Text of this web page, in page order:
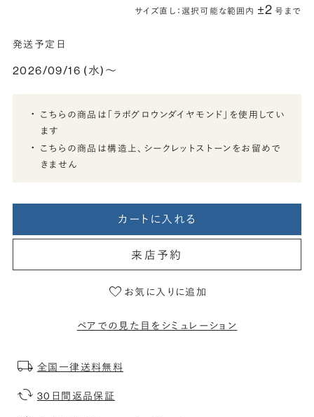
サイズ直し：選択可能な範囲内 ±2 号まで
発送予定日
2026/09/16 (水)〜
こちらの商品は「ラボグロウンダイヤモンド」を使用してい
ます
こちらの商品は構造上、シークレットストーンをお留めで
きません
カートに入れる
来店予約
お気に入りに追加
ペアでの見た目をシミュレーション
全国一律送料無料
30日間返品保証